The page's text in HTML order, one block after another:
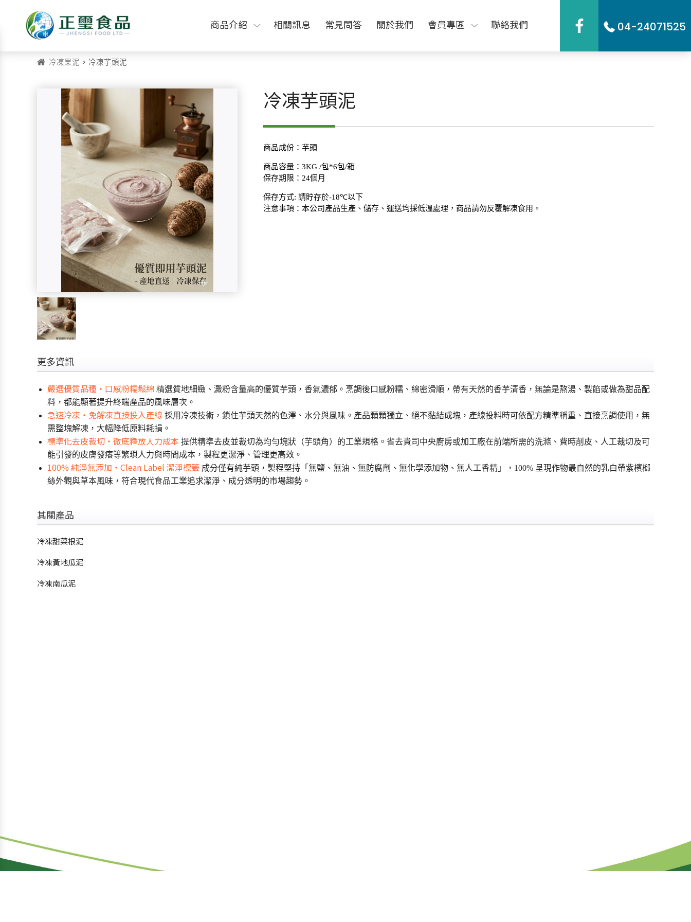
商品介紹 相關訊息 常見問答 關於我們 會員專區 聯絡我們 04-24071525
冷凍果泥 > 冷凍芋頭泥
冷凍芋頭泥
商品成份：芋頭
商品容量：3KG /包*6包/箱
保存期限： 24個月
保存方式: 請貯存於-18℃以下
注意事項：本公司產品生產、儲存、運送均採低溫處理，商品請勿反覆解凍食用。
更多資訊
嚴選優質品種・口感粉糯鬆綿 精選質地細緻、澱粉含量高的優質芋頭，香氣濃郁。烹調後口感粉糯、綿密滑順，帶有天然的香芋清香，無論是熬湯、製餡或做為甜品配
料，都能顯著提升終端產品的風味層次。
急速冷凍・免解凍直接投入產線 採用冷凍技術，鎖住芋頭天然的色澤、水分與風味。產品顆顆獨立、絕不黏結成塊，產線投料時可依配方精準稱重、直接烹調使用，無
需整塊解凍，大幅降低原料耗損。
標準化去皮裁切・徹底釋放人力成本 提供精準去皮並裁切為均勻塊狀（芋頭角）的工業規格。省去貴司中央廚房或加工廠在前端所需的洗滌、費時削皮、人工裁切及可
能引發的皮膚發癢等繁瑣人力與時間成本，製程更潔淨、管理更高效。
100% 純淨無添加・Clean Label 潔淨標籤 成分僅有純芋頭，製程堅持「無鹽、無油、無防腐劑、無化學添加物、無人工香精」，100% 呈現作物最自然的乳白帶紫檳榔
絲外觀與草本風味，符合現代食品工業追求潔淨、成分透明的市場趨勢。
其關產品
冷凍甜菜根泥
冷凍黃地瓜泥
冷凍南瓜泥